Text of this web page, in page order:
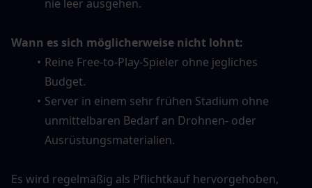
nie leer ausgehen.
Wann es sich möglicherweise nicht lohnt:
Reine Free-to-Play-Spieler ohne jegliches
Budget.
Server in einem sehr frühen Stadium ohne
unmittelbaren Bedarf an Drohnen- oder
Ausrüstungsmaterialien.
Es wird regelmäßig als Pflichtkauf hervorgehoben,